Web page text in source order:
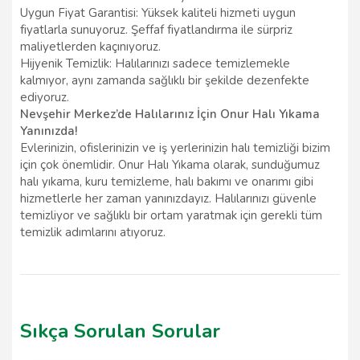
Uygun Fiyat Garantisi: Yüksek kaliteli hizmeti uygun
fiyatlarla sunuyoruz. Şeffaf fiyatlandırma ile sürpriz
maliyetlerden kaçınıyoruz.
Hijyenik Temizlik: Halılarınızı sadece temizlemekle
kalmıyor, aynı zamanda sağlıklı bir şekilde dezenfekte
ediyoruz.
Nevşehir Merkez’de Halılarınız İçin Onur Halı Yıkama
Yanınızda!
Evlerinizin, ofislerinizin ve iş yerlerinizin halı temizliği bizim
için çok önemlidir. Onur Halı Yıkama olarak, sunduğumuz
halı yıkama, kuru temizleme, halı bakımı ve onarımı gibi
hizmetlerle her zaman yanınızdayız. Halılarınızı güvenle
temizliyor ve sağlıklı bir ortam yaratmak için gerekli tüm
temizlik adımlarını atıyoruz.
Sıkça Sorulan Sorular